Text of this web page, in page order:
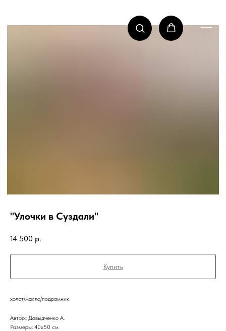
"Улочки в Суздали"
14 500 р.
Купить
холст/масло/подрамник
Автор:: Давыдченко А.
Размеры: 40х50 см